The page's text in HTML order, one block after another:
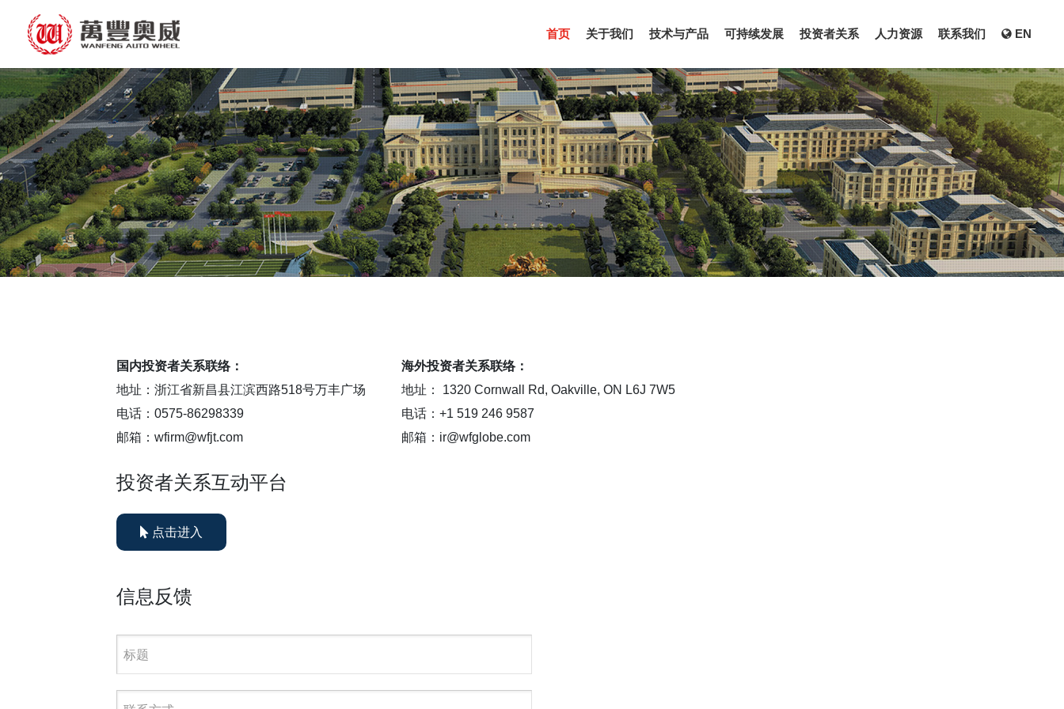
首页(CURRENT)
关于我们 技术与产品 可持续发展 投资者关系 人力资源 联系我们 EN
国内投资者关系联络：
地址：浙江省新昌县江滨西路518号万丰广场
电话：0575-86298339
邮箱：wfirm@wfjt.com
海外投资者关系联络：
地址： 1320 Cornwall Rd, Oakville, ON L6J 7W5
电话：+1 519 246 9587
邮箱：ir@wfglobe.com
投资者关系互动平台
点击进入
信息反馈